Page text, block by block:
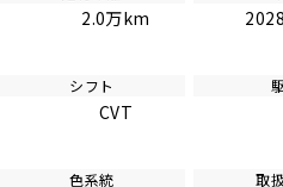
2.0万km
シフト
CVT
色系統
取